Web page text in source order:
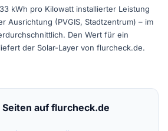
kWh pro Kilowatt installierter Leistung
Ausrichtung (PVGIS, Stadtzentrum) – im
Den Wert für ein
der Solar-Layer von flurcheck.de.
auf flurcheck.de